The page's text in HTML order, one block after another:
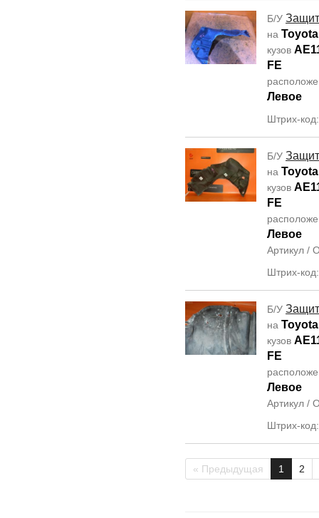
Б/У
на
кузов
FE
Левое
Штрих-
Б/У
на
кузов
FE
Левое
Артикул /
Штрих-
Б/У
на
кузов
FE
Левое
Артикул /
Штрих-
« Предыдущая 1 2